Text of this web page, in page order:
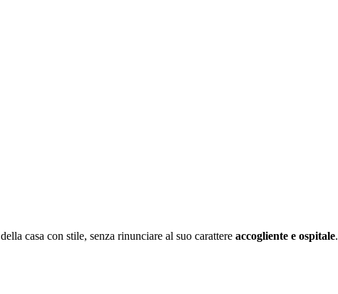
della casa con stile, senza rinunciare al suo carattere accogliente e ospitale.